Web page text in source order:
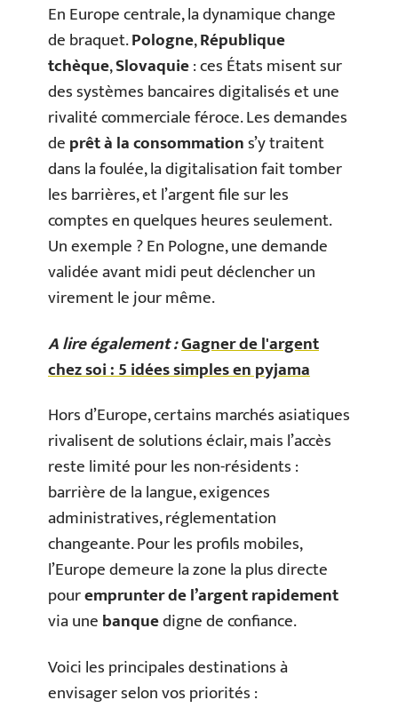
En Europe centrale, la dynamique change
de braquet.Pologne,République
tchèque,Slovaquie: ces États misent sur
des systèmes bancaires digitalisés et une
rivalité commerciale féroce. Les demandes
deprêt à la consommations’y traitent
dans la foulée, la digitalisation fait tomber
les barrières, et l’argent file sur les
comptes en quelques heures seulement.
Un exemple ? En Pologne, une demande
validée avant midi peut déclencher un
virement le jour même.
A lire également :Gagner de l'argent
chez soi : 5 idées simples en pyjama
Hors d’Europe, certains marchés asiatiques
rivalisent de solutions éclair, mais l’accès
reste limité pour les non-résidents :
barrière de la langue, exigences
administratives, réglementation
changeante. Pour les profils mobiles,
l’Europe demeure la zone la plus directe
pouremprunter de l’argent rapidement
via unebanquedigne de confiance.
Voici les principales destinations à
envisager selon vos priorités :